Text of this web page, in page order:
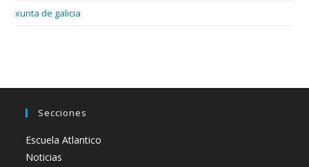
xunta de galicia
Secciones
Escuela Atlantico
Noticias